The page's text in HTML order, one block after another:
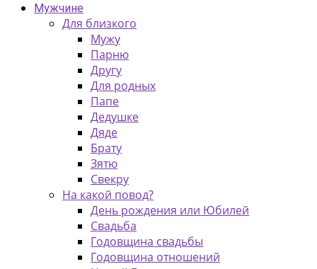
Мужчине
Для близкого
Мужу
Парню
Другу
Для родных
Папе
Дедушке
Дяде
Брату
Зятю
Свекру
На какой повод?
День рождения или Юбилей
Свадьба
Годовщина свадьбы
Годовщина отношений